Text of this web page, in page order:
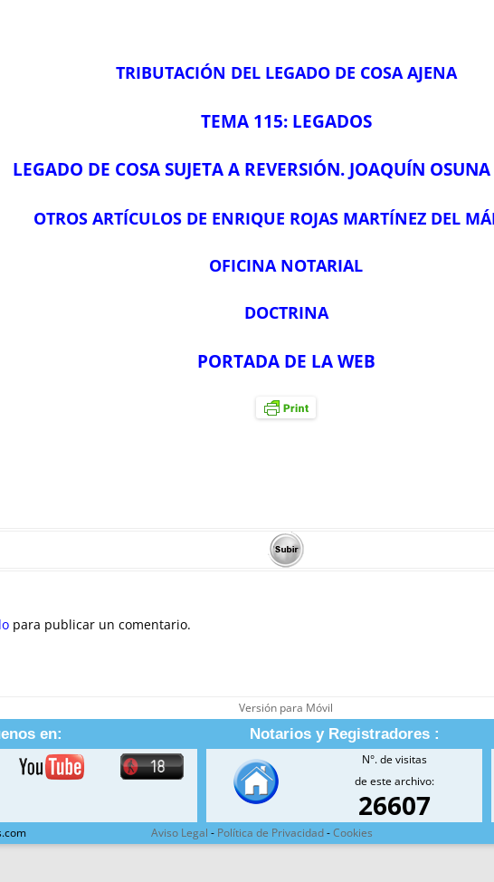
TRIBUTACIÓN DEL LEGADO DE COSA AJENA
TEMA 115: LEGADOS
LEGADO DE COSA SUJETA A REVERSIÓN. JOAQUÍN OSUNA
OTROS ARTÍCULOS DE ENRIQUE ROJAS MARTÍNEZ DEL
OFICINA NOTARIAL
DOCTRINA
PORTADA DE LA WEB
para publicar un comentario.
Versión para Móvil
en: Notarios y Registradores :
N°. de visitas
de este archivo:
26607
Aviso Legal - Política de Privacidad-Cookies